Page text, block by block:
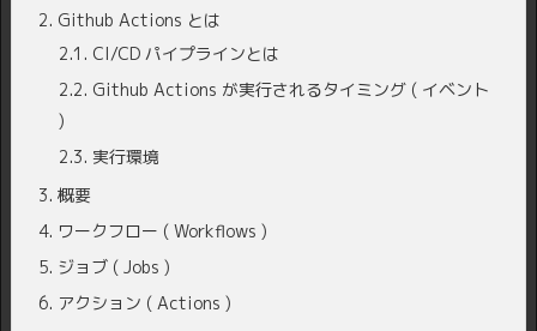
2. Github Actions とは
2.1. CI/CD パイプラインとは
2.2. Github Actions が実行されるタイミング ( イベント
)
2.3. 実行環境
3. 概要
4. ワークフロー ( Workflows )
5. ジョブ ( Jobs )
6. アクション ( Actions )